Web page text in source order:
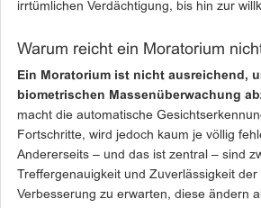
irrtümlichen Verdächtigung, bis hin zur
Warum reicht ein Moratorium
Ein Moratorium ist nicht ausreichend,
biometrischen Massenüberwachung
macht die automatische
Fortschritte, wird jedoch kaum je völlig
Andererseits – und das ist zentral – sind
Treffergenauigkeit und Zuverlässigkeit der
Verbesserung zu erwarten, diese ändern